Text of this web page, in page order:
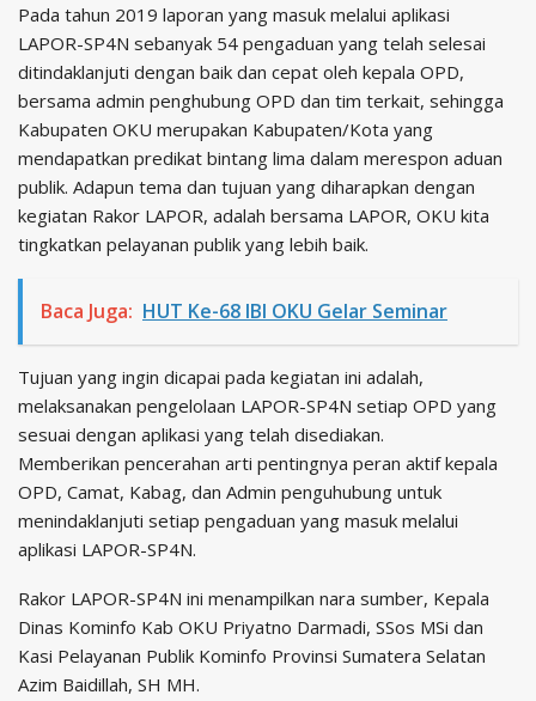
Pada tahun 2019 laporan yang masuk melalui aplikasi
LAPOR-SP4N sebanyak 54 pengaduan yang telah selesai
ditindaklanjuti dengan baik dan cepat oleh kepala OPD,
bersama admin penghubung OPD dan tim terkait, sehingga
Kabupaten OKU merupakan Kabupaten/Kota yang
mendapatkan predikat bintang lima dalam merespon aduan
publik. Adapun tema dan tujuan yang diharapkan dengan
kegiatan Rakor LAPOR, adalah bersama LAPOR, OKU kita
tingkatkan pelayanan publik yang lebih baik.
Baca Juga: HUT Ke-68 IBI OKU Gelar Seminar
Tujuan yang ingin dicapai pada kegiatan ini adalah,
melaksanakan pengelolaan LAPOR-SP4N setiap OPD yang
sesuai dengan aplikasi yang telah disediakan.
Memberikan pencerahan arti pentingnya peran aktif kepala
OPD, Camat, Kabag, dan Admin penguhubung untuk
menindaklanjuti setiap pengaduan yang masuk melalui
aplikasi LAPOR-SP4N.
Rakor LAPOR-SP4N ini menampilkan nara sumber, Kepala
Dinas Kominfo Kab OKU Priyatno Darmadi, SSos MSi dan
Kasi Pelayanan Publik Kominfo Provinsi Sumatera Selatan
Azim Baidillah, SH MH.